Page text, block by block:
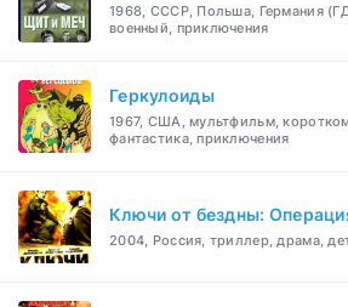
1968, СССР, Польша, Германия
военный, приключения
Геркулоиды
1967, США, мультфильм,
фантастика, приключения
Ключи от бездны:
2004, Россия, триллер, драма,